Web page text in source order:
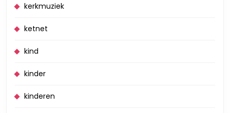
kerkmuziek
ketnet
kind
kinder
kinderen